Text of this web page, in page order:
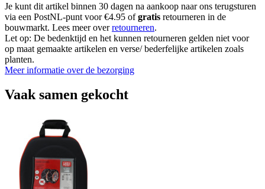
Je kunt dit artikel binnen 30 dagen na aankoop naar ons terugsturen
via een PostNL-punt voor €4.95 ofgratis retourneren in de
bouwmarkt. Lees meer overretourneren.
Let op: De bedenktijd en het kunnen retourneren gelden niet voor
op maat gemaakte artikelen en verse/ bederfelijke artikelen zoals
planten.
Meer informatie over de bezorging
Vaak samen gekocht